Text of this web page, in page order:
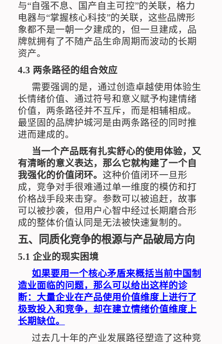
与“自强不息、国产自主可控”的关联，格力
电器与“掌握核心科技”的关联，这些品牌形
象都不是一朝一夕建成的，但一旦建成，品
牌就拥有了不随产品生命周期而波动的长期
资产。
4.3 两条路径的组合效应
需要强调的是，通过创造卓越使用体验生
长情绪价值、通过符号和意义赋予构建情绪
价值，两条路径并不互斥，而是相辅相成。
最坚固的品牌护城河是由两条路径的同时推
进而建成的。
当一个产品既有扎实舒心的使用体验，又
有清晰的意义表达，那么它就构建了一个自
我强化的价值闭环。 这种价值闭环一旦形
成，竞争对手很难通过单一维度的模仿和打
价格战手段来击穿。参数可以被追赶，故事
可以被抄袭，但用户心智中经过长期磨合形
成的整体价值认同是无法被快速复制的。
五、同质化竞争的根源与产品破局方向
5.1 企业的现实困境
如果要用一个核心矛盾来概括当前中国制
造业面临的问题，那么可以给出这样的诊
断：大量企业在产品使用价值维度上进行了
极致投入和竞争，却在建立情绪价值维度上
长期缺位。
过去几十年的产业发展路径塑造了这种竞